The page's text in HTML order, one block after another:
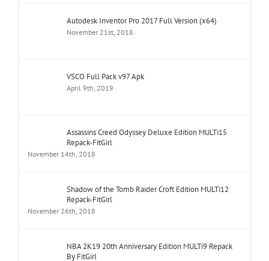
Autodesk Inventor Pro 2017 Full Version (x64)
November 21st, 2018
VSCO Full Pack v97 Apk
April 9th, 2019
Assassins Creed Odyssey Deluxe Edition MULTi15
Repack-FitGirl
November 14th, 2018
Shadow of the Tomb Raider Croft Edition MULTi12
Repack-FitGirl
November 26th, 2018
NBA 2K19 20th Anniversary Edition MULTi9 Repack
By FitGirl